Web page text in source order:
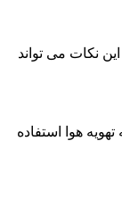
نکات می تواند
هوا استفاده